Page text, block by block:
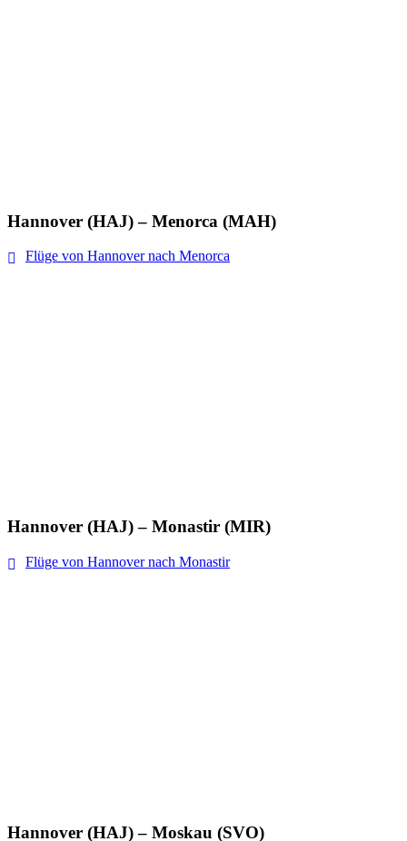
Hannover (HAJ) – Menorca (MAH)
Flüge von Hannover nach Menorca
Hannover (HAJ) – Monastir (MIR)
Flüge von Hannover nach Monastir
Hannover (HAJ) – Moskau (SVO)